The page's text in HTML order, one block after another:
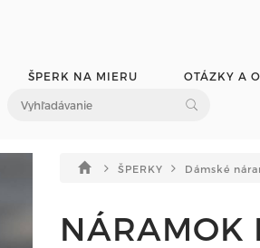
ŠPERK NA MIERU OTÁZKY A
ŠPERKY Dámské
NÁRAMOK